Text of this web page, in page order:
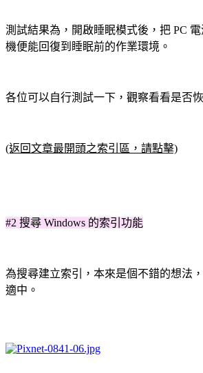
測試結果為，開啟睡眠模式後，把 PC
機便能回復到睡眠前的作業環境。
各位可以自行測試一下，觀察看看是否
(返回文章最開頭之索引區，請點擊)
#2 搜尋 Windows 的索引功能
為搜尋建立索引，本來是個不錯的想法
適中。